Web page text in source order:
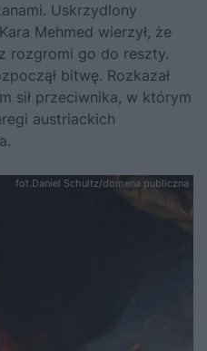
Uskrzydlony
Mehmed wierzył, że
rozgromi go do reszty.
bitwę. Rozkazał
sił przeciwnika, w którym
austriackich
fot.Daniel Schultz/domena publiczna